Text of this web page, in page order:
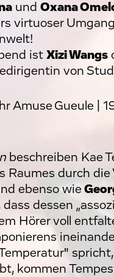
und Oxana
virtuoser
ist Xizi Wangs
von
Amuse Gueule |
beschreiben Kae
Raumes durch
ebenso wie
dessen
Hörer voll
kommen